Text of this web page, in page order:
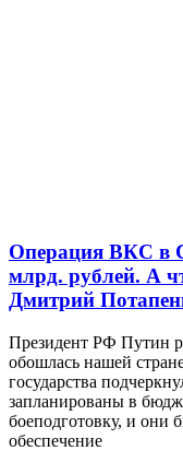
Операция ВКС в
млрд. рублей. А
Дмитрий
Президент РФ Путин
обошлась нашей
государства
запланированы в
боеподготовку, и они
обеспечение